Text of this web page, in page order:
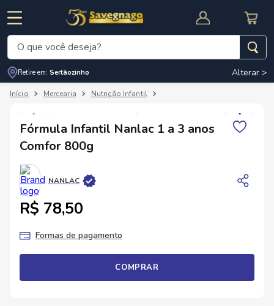
O que você deseja?
Retire em: Sertãozinho Alterar >
Mercearia Nutrição Infantil
Fórmula Infantil Nanlac 1 a 3 anos
Comfor 800g
NANLAC
R$ 78,50
Formas de pagamento
COMPRAR
Termos mais buscados
2º
cafe
3º
cerveja
4º
carne
5º arroz